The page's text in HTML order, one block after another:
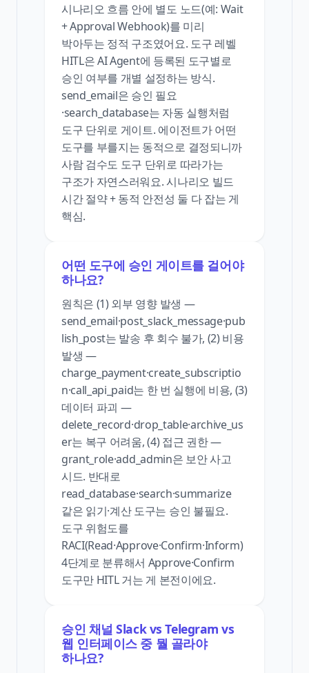
시나리오 흐름 안에 별도 노드(예: Wait
+ Approval Webhook)를 미리
박아두는 정적 구조였어요. 도구 레벨
HITL은 AI Agent에 등록된 도구별로
승인 여부를 개별 설정하는 방식.
send_email은 승인 필요
·search_database는 자동 실행처럼
도구 단위로 게이트. 에이전트가 어떤
도구를 부를지는 동적으로 결정되니까
사람 검수도 도구 단위로 따라가는
구조가 자연스러워요. 시나리오 빌드
시간 절약 + 동적 안전성 둘 다 잡는 게
핵심.
어떤 도구에 승인 게이트를 걸어야
하나요?
원칙은 (1) 외부 영향 발생 —
send_email·post_slack_message·pub
lish_post는 발송 후 회수 불가, (2) 비용
발생 —
charge_payment·create_subscriptio
n·call_api_paid는 한 번 실행에 비용, (3)
데이터 파괴 —
delete_record·drop_table·archive_us
er는 복구 어려움, (4) 접근 권한 —
grant_role·add_admin은 보안 사고
시드. 반대로
read_database·search·summarize
같은 읽기·계산 도구는 승인 불필요.
도구 위험도를
RACI(Read·Approve·Confirm·Inform)
4단계로 분류해서 Approve·Confirm
도구만 HITL 거는 게 본전이에요.
승인 채널 Slack vs Telegram vs
웹 인터페이스 중 뭘 골라야
하나요?